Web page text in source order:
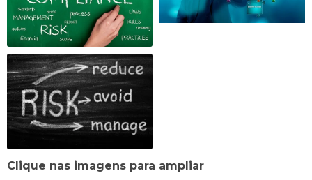
Clique nas imagens para ampliar